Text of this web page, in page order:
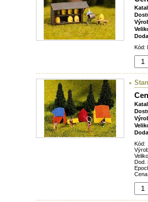
Kód:
Kód:
Dod.